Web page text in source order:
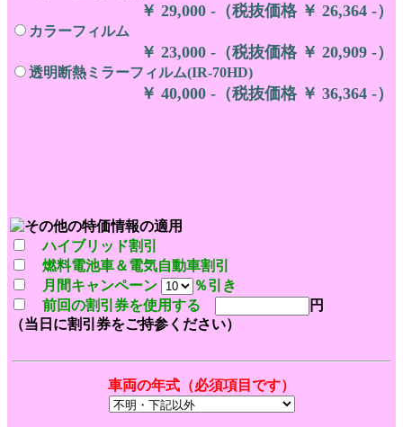
￥ 29,000 -（税抜価格 ￥ 26,364 -）
カラーフィルム
￥ 23,000 -（税抜価格 ￥ 20,909 -）
透明断熱ミラーフィルム(IR-70HD)
￥ 40,000 -（税抜価格 ￥ 36,364 -）
ハイブリッド割引
燃料電池車＆電気自動車割引
月間キャンペーン
％引き
前回の割引券を使用する
円
（当日に割引券をご持参ください）
車両の年式（必須項目です）